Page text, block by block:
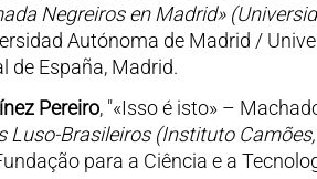
Negreiros en Madrid»
Autónoma de Madrid /
de España, Madrid.
Pereiro, "«Isso é isto» –
Luso-Brasileiros (Instituto
para a Ciência e a